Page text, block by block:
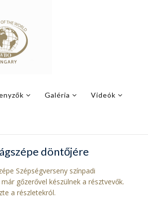
Galéria Videók
döntőjére
Szépségverseny színpadi
gőzerővel készülnek a résztvevők.
a részletekról.